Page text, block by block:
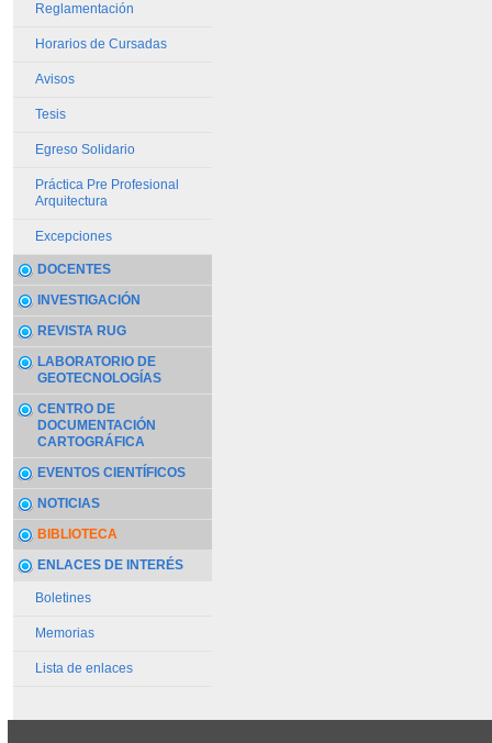
Reglamentación
Horarios de Cursadas
Avisos
Tesis
Egreso Solidario
Práctica Pre Profesional
Arquitectura
Excepciones
DOCENTES
INVESTIGACIÓN
REVISTA RUG
LABORATORIO DE
GEOTECNOLOGÍAS
CENTRO DE
DOCUMENTACIÓN
CARTOGRÁFICA
EVENTOS CIENTÍFICOS
NOTICIAS
BIBLIOTECA
ENLACES DE INTERÉS
Boletines
Memorias
Lista de enlaces